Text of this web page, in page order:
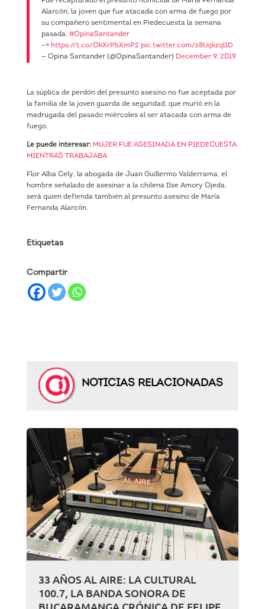
Alarcón, la joven que fue atacada con arma de fuego por
su compañero sentimental en Piedecuesta la semana
pasada. #OpinaSantander
–> https://t.co/OkXrPbXmP2 pic.twitter.com/z8Uqkzql1D
— Opina Santander (@OpinaSantander) December 9, 2019
La súplica de perdón del presunto asesino no fue aceptada por
la familia de la joven guarda de seguridad, que murió en la
madrugada del pasado miércoles al ser atacada con arma de
fuego.
Le puede interesar: MUJER FUE ASESINADA EN PIEDECUESTA
MIENTRAS TRABAJABA
Flor Alba Cely, la abogada de Juan Guillermo Valderrama, el
hombre señalado de asesinar a la chilena Ilse Amory Ojeda,
será quien defienda también al presunto asesino de María
Fernanda Alarcón.
Etiquetas
Compartir
NOTICIAS RELACIONADAS
33 AÑOS AL AIRE: LA CULTURAL
100.7, LA BANDA SONORA DE
BUCARAMANGA CRÓNICA DE FELIPE